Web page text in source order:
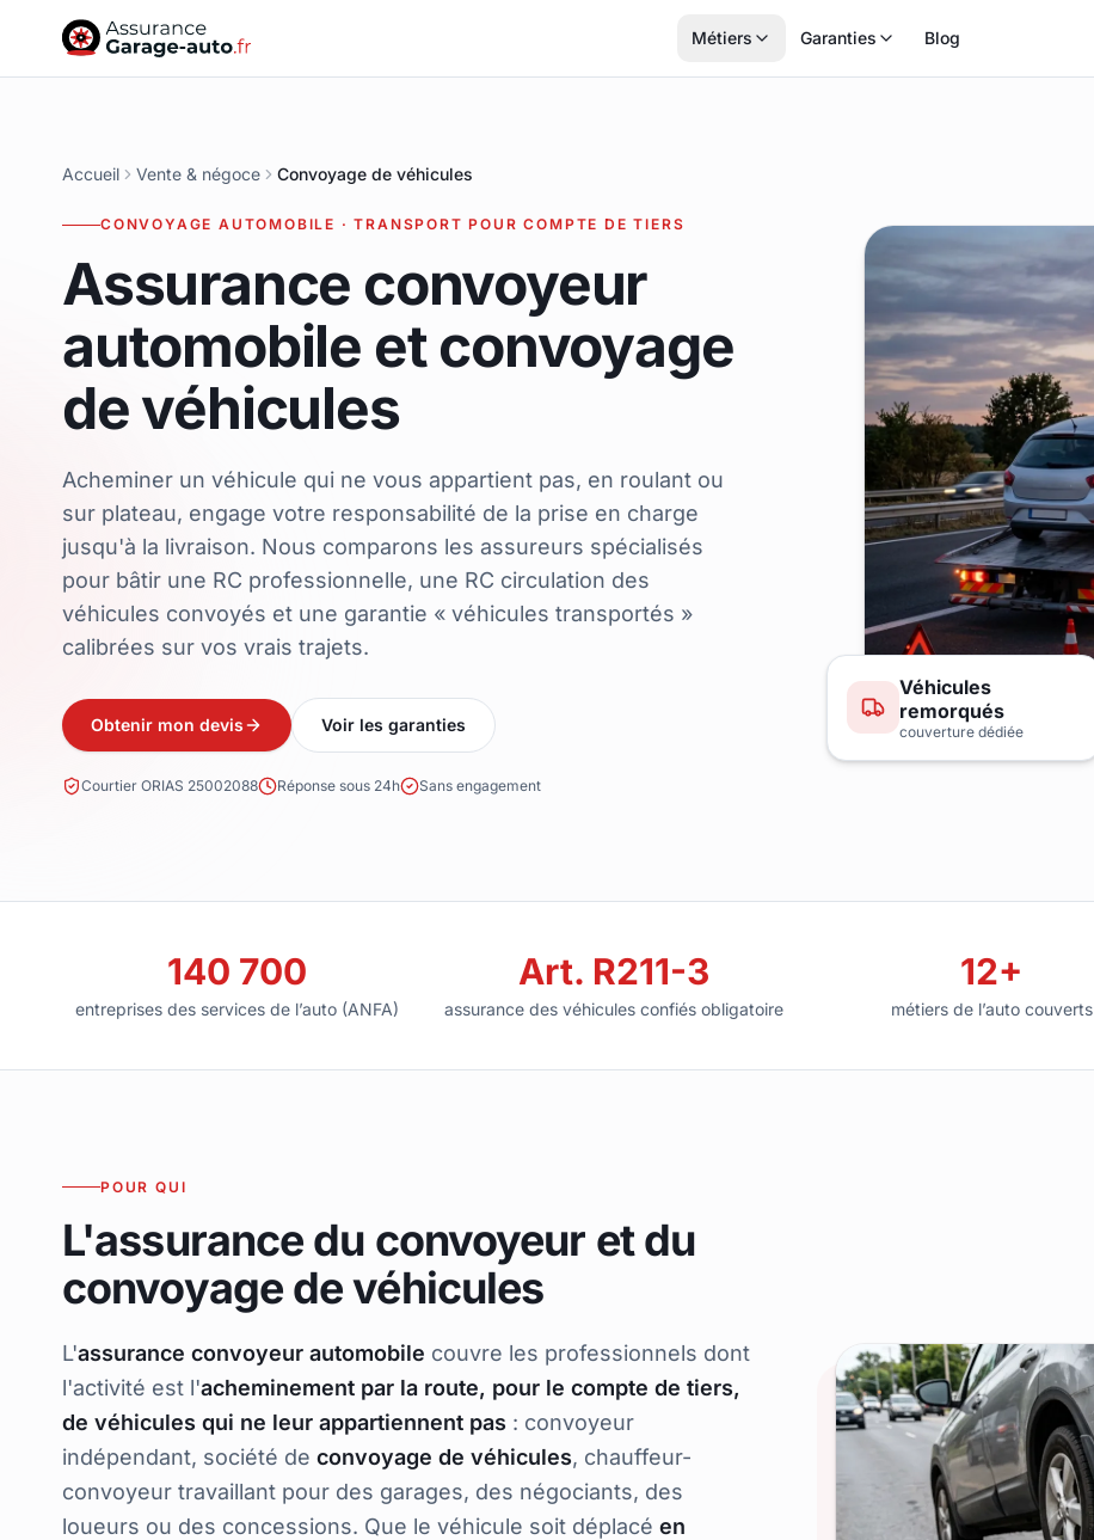
Métiers Garanties Blog
Accueil Vente & négoce Convoyage de véhicules
CONVOYAGE AUTOMOBILE · TRANSPORT POUR COMPTE DE TIERS
Assurance convoyeur
automobile et convoyage
de véhicules
Acheminer un véhicule qui ne vous appartient pas, en roulant ou
sur plateau, engage votre responsabilité de la prise en charge
jusqu'à la livraison. Nous comparons les assureurs spécialisés
pour bâtir une RC professionnelle, une RC circulation des
véhicules convoyés et une garantie « véhicules transportés »
calibrées sur vos vrais trajets.
Obtenir mon devis Voir les garanties
Courtier ORIAS 25002088 Réponse sous 24h Sans engagement
Véhicules
remorqués
couverture dédiée
140 700
entreprises des services de l’auto (ANFA)
Art. R211-3
assurance des véhicules confiés obligatoire
12+
métiers de l’auto couverts
POUR QUI
L'assurance du convoyeur et du
convoyage de véhicules
L'assurance convoyeur automobile couvre les professionnels dont
l'activité est l'acheminement par la route, pour le compte de tiers,
de véhicules qui ne leur appartiennent pas : convoyeur
indépendant, société de convoyage de véhicules, chauffeur-
convoyeur travaillant pour des garages, des négociants, des
loueurs ou des concessions. Que le véhicule soit déplacé en